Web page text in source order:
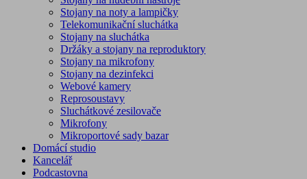
Stojany na noty a lampičky
Telekomunikační sluchátka
Stojany na sluchátka
Držáky a stojany na reproduktory
Stojany na mikrofony
Stojany na dezinfekci
Webové kamery
Reprosoustavy
Sluchátkové zesilovače
Mikrofony
Mikroportové sady bazar
Domácí studio
Kancelář
Podcastovna